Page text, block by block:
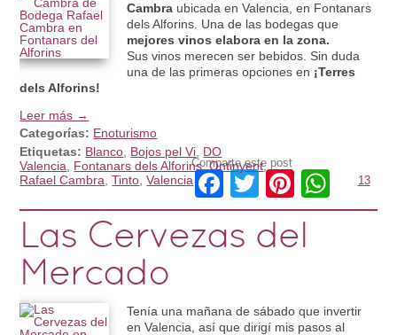
Cambra ubicada en Valencia, en Fontanars
dels Alforins. Una de las bodegas que
mejores vinos elabora en la zona.
Sus vinos merecen ser bebidos. Sin duda
una de las primeras opciones en ¡Terres
dels Alforins!
Leer más →
Categorías: Enoturismo
Etiquetas: Blanco Bojos pel Vi DO
Valencia
Fontanars dels Alforins,Ontinyent,
Rafael Cambra ,Tinto ,Valencia
Comparte este post
Facebook
Twitter 13
Las Cervezas del
Mercado
Tenía una mañana de sábado que invertir
en Valencia, así que dirigí mis pasos al